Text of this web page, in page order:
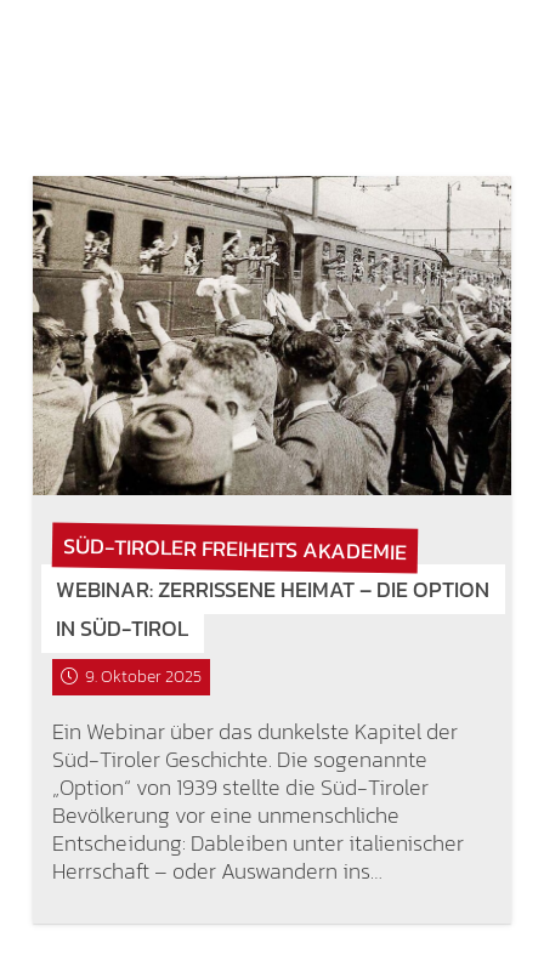
SÜD-TIROLER FREIHEITS AKADEMIE
WEBINAR: ZERRISSENE HEIMAT – DIE OPTION
IN SÜD-TIROL
9. Oktober 2025
Ein Webinar über das dunkelste Kapitel der
Süd-Tiroler Geschichte. Die sogenannte
„Option“ von 1939 stellte die Süd-Tiroler
Bevölkerung vor eine unmenschliche
Entscheidung: Dableiben unter italienischer
Herrschaft – oder Auswandern ins…